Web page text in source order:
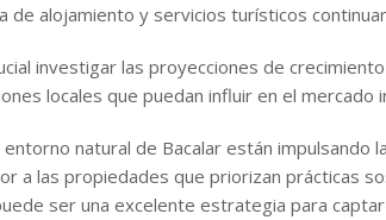
de alojamiento y servicios turísticos
investigar las proyecciones de
locales que puedan influir en el mercado
natural de Bacalar están impulsando
a las propiedades que priorizan prácticas
ser una excelente estrategia para